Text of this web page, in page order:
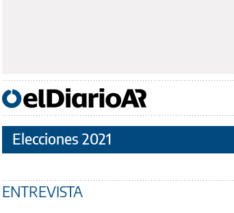
Elecciones 2021
ENTREVISTA